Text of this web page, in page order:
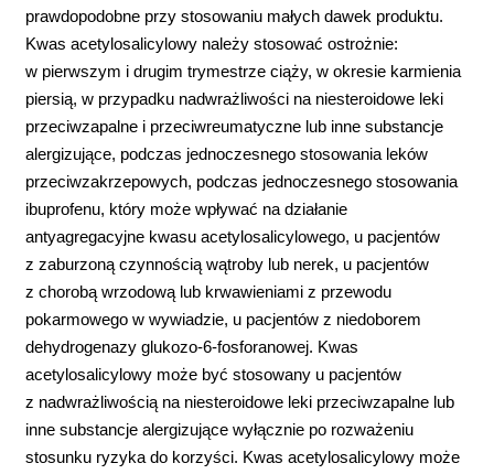
prawdopodobne przy stosowaniu małych dawek produktu.
Kwas acetylosalicylowy należy stosować ostrożnie:
w pierwszym i drugim trymestrze ciąży, w okresie karmienia
piersią, w przypadku nadwrażliwości na niesteroidowe leki
przeciwzapalne i przeciwreumatyczne lub inne substancje
alergizujące, podczas jednoczesnego stosowania leków
przeciwzakrzepowych, podczas jednoczesnego stosowania
ibuprofenu, który może wpływać na działanie
antyagregacyjne kwasu acetylosalicylowego, u pacjentów
z zaburzoną czynnością wątroby lub nerek, u pacjentów
z chorobą wrzodową lub krwawieniami z przewodu
pokarmowego w wywiadzie, u pacjentów z niedoborem
dehydrogenazy glukozo-6-fosforanowej. Kwas
acetylosalicylowy może być stosowany u pacjentów
z nadwrażliwością na niesteroidowe leki przeciwzapalne lub
inne substancje alergizujące wyłącznie po rozważeniu
stosunku ryzyka do korzyści. Kwas acetylosalicylowy może